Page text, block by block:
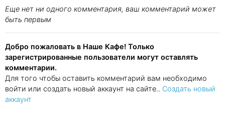
Еще нет ни одного комментария, ваш комментарий может
быть первым
Добро пожаловать в Наше Кафе! Только
зарегистрированные пользователи могут оставлять
комментарии.
Для того чтобы оставить комментарий вам необходимо
войти или создать новый аккаунт на сайте.. Создать новый
аккаунт